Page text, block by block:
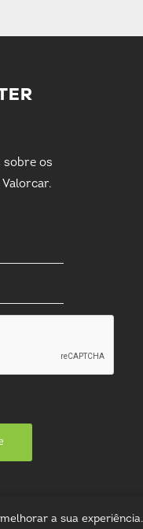
sobre os
a sua